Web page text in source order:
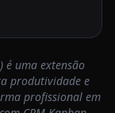
é uma extensão
produtividade e
profissional em